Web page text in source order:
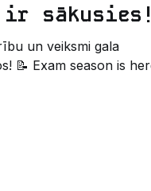
sākusies!
un veiksmi gala
is here!